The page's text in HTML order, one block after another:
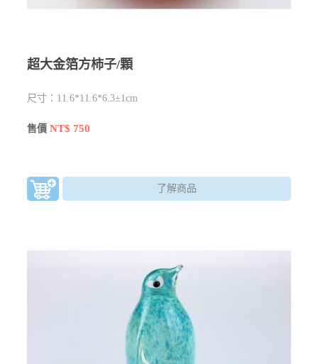
超大金箔方柿子/顆
尺寸：11.6*11.6*6.3±1cm
售價NT$ 750
了解商品